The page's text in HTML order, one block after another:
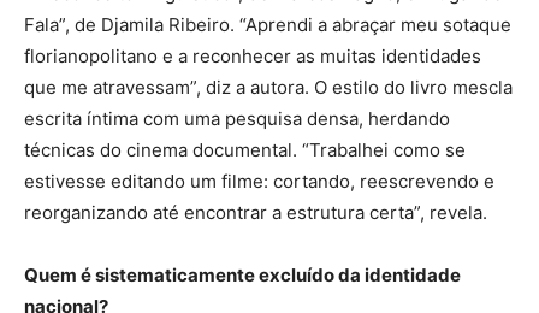
Fala”, de Djamila Ribeiro. “Aprendi a abraçar meu sotaque
florianopolitano e a reconhecer as muitas identidades
que me atravessam”, diz a autora. O estilo do livro mescla
escrita íntima com uma pesquisa densa, herdando
técnicas do cinema documental. “Trabalhei como se
estivesse editando um filme: cortando, reescrevendo e
reorganizando até encontrar a estrutura certa”, revela.
Quem é sistematicamente excluído da identidade
nacional?